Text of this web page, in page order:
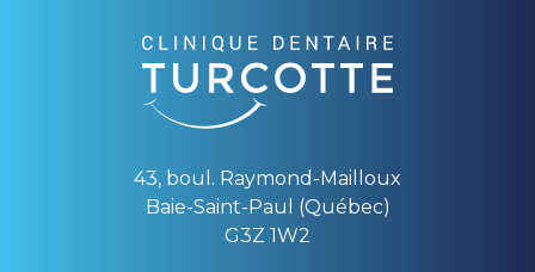
43, boul. Raymond-Mailloux
Baie-Saint-Paul (Québec)
G3Z 1W2